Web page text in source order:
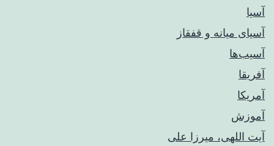
آسیا
آسیای میانه و قفقاز
آسیب‌ها
آفریقا
آمریکا
آموزش
آیت اللهی، میرزا علی